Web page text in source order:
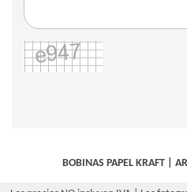
BOBINAS PAPEL KRAFT|